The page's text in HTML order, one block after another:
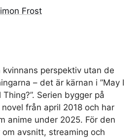
Frost
perspektiv utan de
– det är kärnan i ”May I
Serien bygger på
från april 2018 och har
anime under 2025. För den
avsnitt, streaming och